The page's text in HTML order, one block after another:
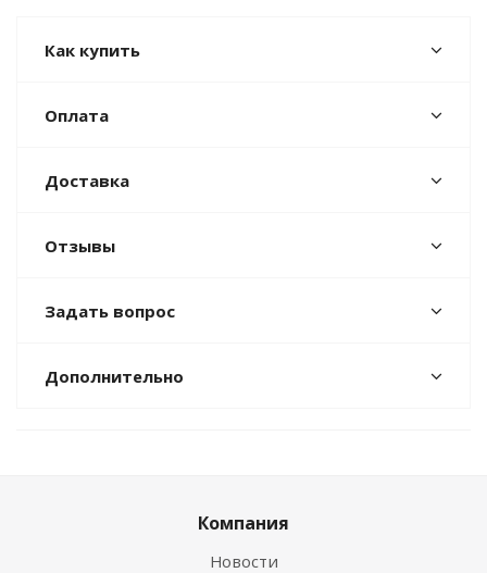
Как купить
Оплата
Доставка
Отзывы
Задать вопрос
Дополнительно
Компания
Новости